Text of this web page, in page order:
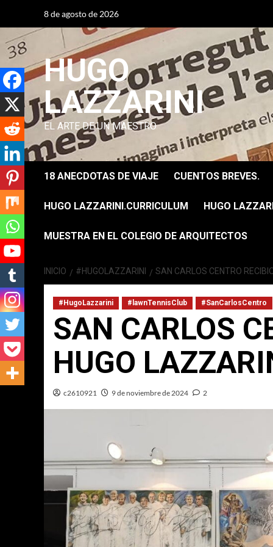
contenido
8 de agosto de 2026
HUGO
LAZZARINI
EL ARTE DE UN MAESTRO
18 ANECDOTAS DE VIAJE CUENTOS BREVES.
HUGO LAZZARINI.CURRICULUM HUGO
MUESTRA EN EL COLEGIO DE ARQUITECTOS
INICIO #HUGOLAZZARINI SAN CARLOS CENTRO
#HugoLazzarini #lawnTennisClub #SanCarlosCentro
SAN CARLOS
HUGO
c2610921 9 de noviembre de 2024 2